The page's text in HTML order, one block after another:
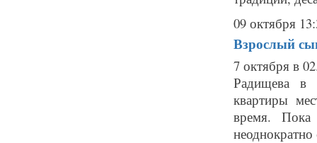
09 октября
Взрослый
7 октября в
Радищева в
квартиры
время.